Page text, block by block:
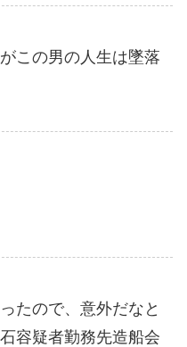
この男の人生は墜落
たので、意外だなと
容疑者勤務先造船会